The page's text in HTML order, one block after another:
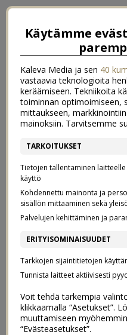
{ kuin kevätaurinko }
Vielä ehtii! Nimittäin
Lisää Instagramiin jouluinen,
#perinteinenluumu
, ja olet
mitä todennäköisemmin,
yhtään hassumpi kortti näin
Käytämme
Kaleva Media ja sen 40
vastaavia teknologioita
keräämiseen. Tekniikoita
toiminnan optimoimiseen,
mittaukseen,
mainoksiin. Tarvitsemme
TARKOITUKSET
Tietojen tallentaminen
käyttö
Kohdennettu mainonta ja
sisällön mittaaminen sekä
Palvelujen kehittäminen ja
ERITYISOMINAISUUDET
Tarkkojen sijaintitietojen
Tunnista laitteet aktiivisesti
Voit tehdä tarkempia
klikkaamalla “Asetukset”.
muuttamiseen
“Evästeasetukset”.